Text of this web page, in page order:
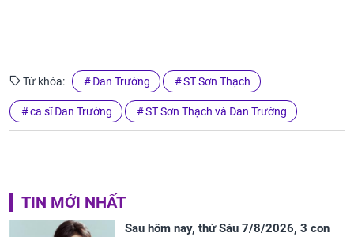
Từ khóa: Đan Trường ST Sơn Thạch
ca sĩ Đan Trường ST Sơn Thạch và Đan Trường
TIN MỚI NHẤT
Sau hôm nay, thứ Sáu 7/8/2026, 3 con